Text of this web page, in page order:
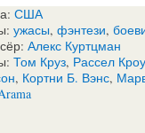
США
ужасы, фэнтези,
Алекс Куртцман
Том Круз, Рассел Кроу
, Кортни Б. Вэнс,